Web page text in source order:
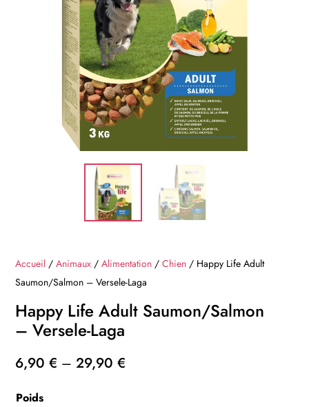
Accueil /Animaux /Alimentation /Chien / Happy Life Adult
Saumon/Salmon – Versele-Laga
Happy Life Adult Saumon/Salmon
– Versele-Laga
6,90€ –29,90€
Poids